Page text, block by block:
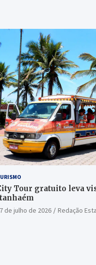
Tour gratuito leva
de julho de 2026 Redação